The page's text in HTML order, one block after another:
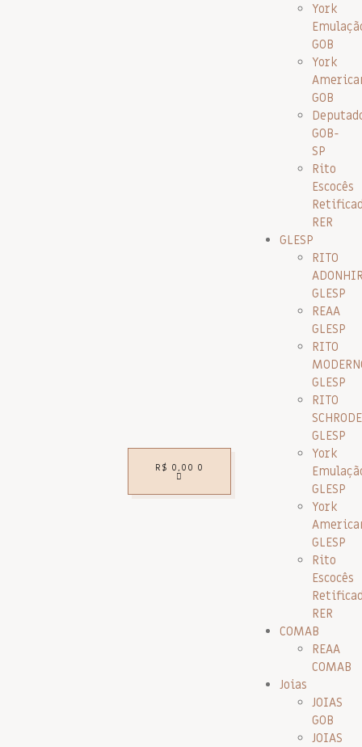
R$ 0,00 0
York
GOB
York
GOB
GOB-
SP
Rito
Escocês
RER
GLESP
RITO
GLESP
REAA
GLESP
RITO
GLESP
RITO
GLESP
York
GLESP
York
GLESP
Rito
Escocês
RER
COMAB
REAA
COMAB
Joias
JOIAS
GOB
JOIAS